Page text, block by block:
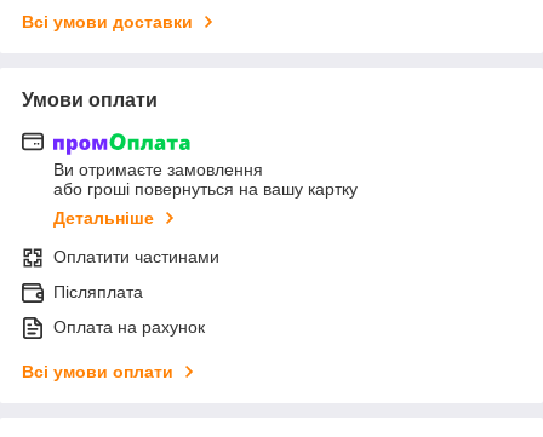
Всі умови доставки
Умови оплати
Ви отримаєте замовлення
або гроші повернуться на вашу картку
Детальніше
Оплатити частинами
Післяплата
Оплата на рахунок
Всі умови оплати